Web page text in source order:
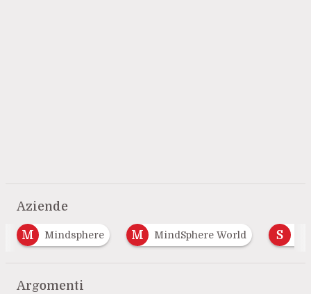
Aziende
Mindsphere M MindSphere World S Safety
Argomenti